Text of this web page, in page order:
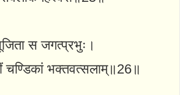
स जगत्प्रभुः।
चण्डिकां भक्तवत्सलाम्॥26॥